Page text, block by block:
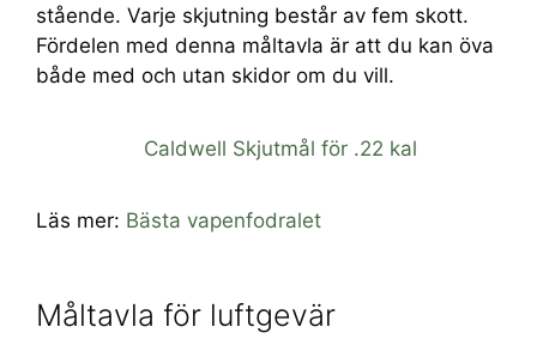
stående. Varje skjutning består av fem skott.
Fördelen med denna måltavla är att du kan öva
både med och utan skidor om du vill.
Caldwell Skjutmål för .22 kal
Läs mer: Bästa vapenfodralet
Måltavla för luftgevär